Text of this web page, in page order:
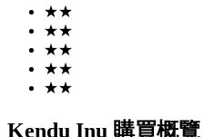
多種以USDT結算的永續合約
★★
★★
★★
★★
★★
Kendu Inu 購買概覽